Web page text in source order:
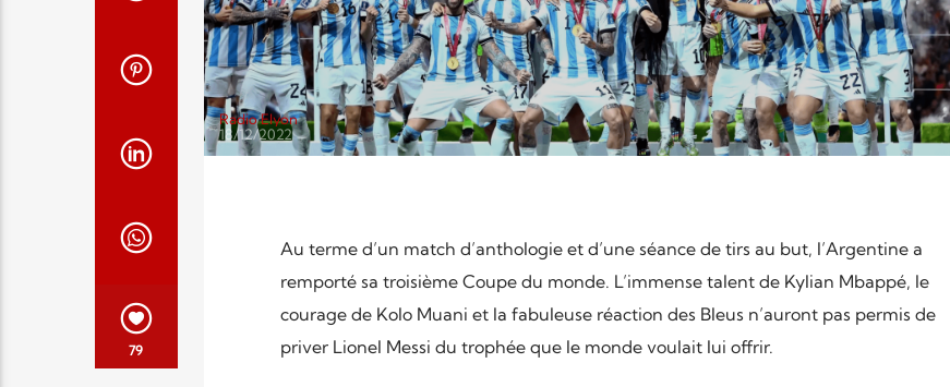
79
Radio Elyon
18/12/2022
Au terme d’un match d’anthologie et d’une séance de tirs au but, l’Argentine a
remporté sa troisième Coupe du monde. L’immense talent de Kylian Mbappé, le
courage de Kolo Muani et la fabuleuse réaction des Bleus n’auront pas permis de
priver Lionel Messi du trophée que le monde voulait lui offrir.